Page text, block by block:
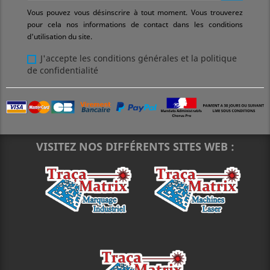
Vous pouvez vous désinscrire à tout moment. Vous trouverez
pour cela nos informations de contact dans les conditions
d'utilisation du site.
J'accepte les conditions générales et la politique
de confidentialité
VISITEZ NOS DIFFÉRENTS SITES WEB :